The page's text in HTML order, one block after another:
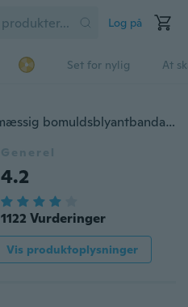
Log på
Set for nylig At
Forførende kvinder Uregelmæssig bomuldsblyantbandage Nederdel Mini Bodycon Kort nederdel
Generel
4.2
1122 Vurderinger
Vis produktoplysninger